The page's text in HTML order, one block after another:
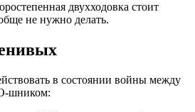
двухходовка стоит
не нужно делать.
в состоянии войны между
шником: